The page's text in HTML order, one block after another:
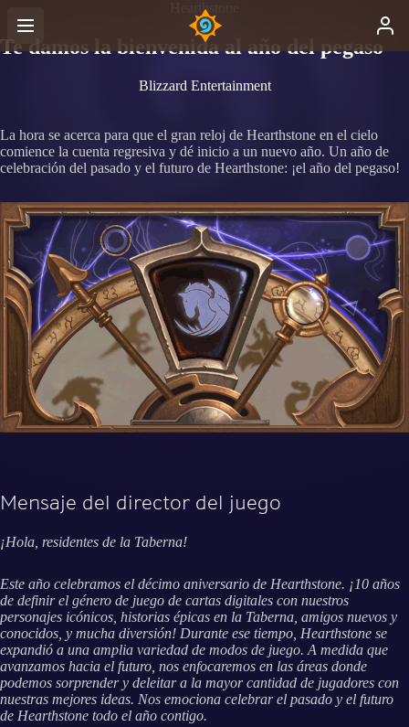
Hearthstone
Te damos la bienvenida al año del pegaso
Blizzard Entertainment
La hora se acerca para que el gran reloj de Hearthstone en el cielo
comience la cuenta regresiva y dé inicio a un nuevo año. Un año de
celebración del pasado y el futuro de Hearthstone: ¡el año del pegaso!
Mensaje del director del juego
¡Hola, residentes de la Taberna!
Este año celebramos el décimo aniversario de Hearthstone. ¡10 años
de definir el género de juego de cartas digitales con nuestros
personajes icónicos, historias épicas en la Taberna, amigos nuevos y
conocidos, y mucha diversión! Durante ese tiempo, Hearthstone se
expandió a una amplia variedad de modos de juego. A medida que
avanzamos hacia el futuro, nos enfocaremos en las áreas donde
podemos sorprender y deleitar a la mayor cantidad de jugadores con
nuestras mejores ideas. Nos emociona celebrar el pasado y el futuro
de Hearthstone todo el año contigo.